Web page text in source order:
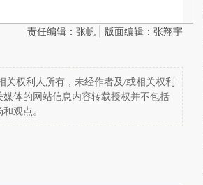
责任编辑：张帆 | 版面编辑：张翔宇
权利人所有，未经作者及/或相关权利
体的网站信息内容转载授权并不包括
观点。